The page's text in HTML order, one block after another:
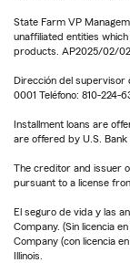
State Farm VP
unaffiliated entities
products. AP2025/02/
Dirección del supervisor
0001 Teléfono: 810-224-
Installment loans are
are offered by U.S. Bank
The creditor and issuer
pursuant to a license
El seguro de vida y las
Company. (Sin licencia
Company (con licencia
Illinois.